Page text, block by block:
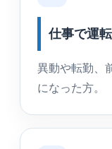
仕事で運
異動や転勤、
になった方。